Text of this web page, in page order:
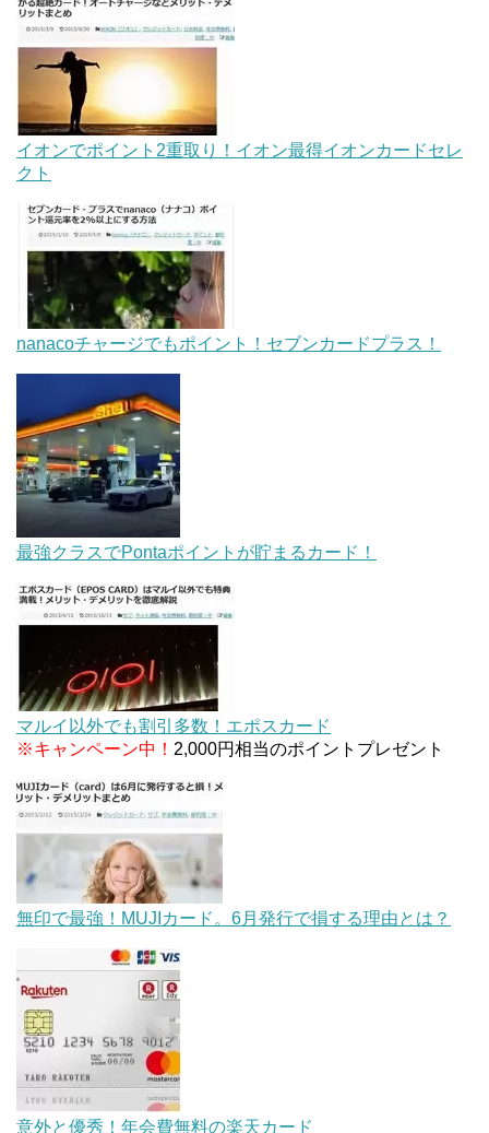
イオンでポイント2重取り！イオン最得イオンカードセレ
クト
nanacoチャージでもポイント！セブンカードプラス！
最強クラスでPontaポイントが貯まるカード！
マルイ以外でも割引多数！エポスカード
※キャンペーン中！ 2,000円相当のポイントプレゼント
無印で最強！MUJIカード。6月発行で損する理由とは？
意外と優秀！年会費無料の楽天カード